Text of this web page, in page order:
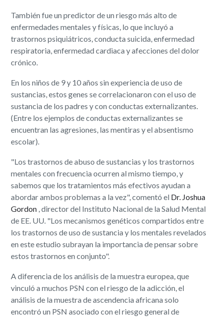
También fue un predictor de un riesgo más alto de
enfermedades mentales y físicas, lo que incluyó a
trastornos psiquiátricos, conducta suicida, enfermedad
respiratoria, enfermedad cardiaca y afecciones del dolor
crónico.
En los niños de 9 y 10 años sin experiencia de uso de
sustancias, estos genes se correlacionaron con el uso de
sustancia de los padres y con conductas externalizantes.
(Entre los ejemplos de conductas externalizantes se
encuentran las agresiones, las mentiras y el absentismo
escolar).
"Los trastornos de abuso de sustancias y los trastornos
mentales con frecuencia ocurren al mismo tiempo, y
sabemos que los tratamientos más efectivos ayudan a
abordar ambos problemas a la vez", comentó el Dr. Joshua
Gordon , director del Instituto Nacional de la Salud Mental
de EE. UU. "Los mecanismos genéticos compartidos entre
los trastornos de uso de sustancia y los mentales revelados
en este estudio subrayan la importancia de pensar sobre
estos trastornos en conjunto".
A diferencia de los análisis de la muestra europea, que
vinculó a muchos PSN con el riesgo de la adicción, el
análisis de la muestra de ascendencia africana solo
encontró un PSN asociado con el riesgo general de